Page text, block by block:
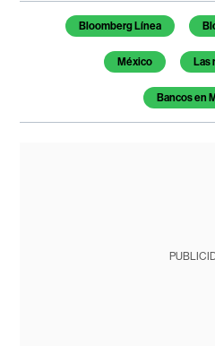
Temas de este artículo
Bloomberg Línea
México Las
Bancos en